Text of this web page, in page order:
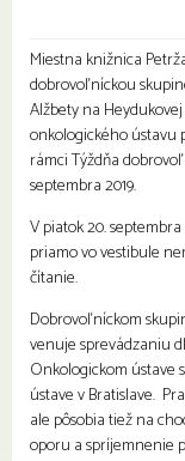
Miestna knižnica
dobrovoľníckou
Alžbety na
onkologického ústavu
rámci Týždňa
septembra 2019.
V piatok 20.
priamo vo vestibule
čítanie.
Dobrovoľníckom
venuje sprevádzaniu
Onkologickom ústave
ústave v Bratislave.
ale pôsobia tiež na
oporu a spríjemnenie